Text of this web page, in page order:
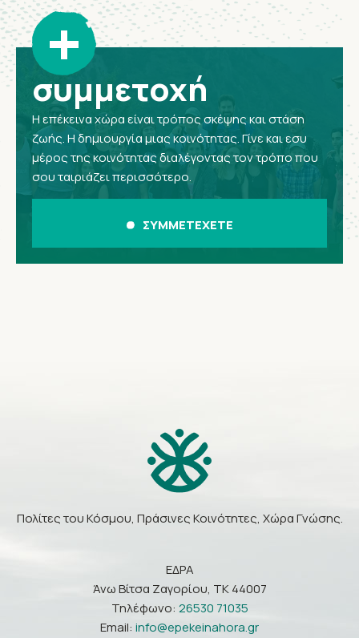
+
συμμετοχή
Η επέκεινα χώρα είναι τρόπος σκέψης και στάση
ζωής. Η δημιουργία μιας κοινότητας. Γίνε και εσυ
μέρος της κοινότητας διαλέγοντας τον τρόπο που
σου ταιριάζει περισσότερο.
ΣΥΜΜΕΤΕΧΕΤΕ
Πολίτες του Κόσμου, Πράσινες Κοινότητες, Χώρα Γνώσης.
ΕΔΡΑ
Άνω Βίτσα Ζαγορίου, ΤΚ 44007
Τηλέφωνο: 26530 71035
Email: info@epekeinahora.gr